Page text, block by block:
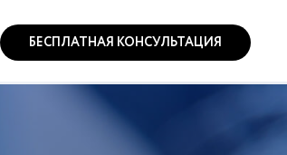
БЕСПЛАТНАЯ КОНСУЛЬТАЦИЯ